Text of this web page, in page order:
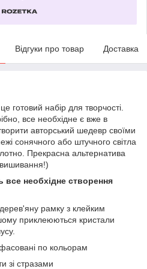
Відгуки про товар Доставка
готовий набір для творчості.
все необхідне є вже в
авторський шедевр своїми
сонячного або штучного світла
Прекрасна альтернатива
необхідне створення
рамку з клейким
приклеюються кристали
по кольорам
зі стразами